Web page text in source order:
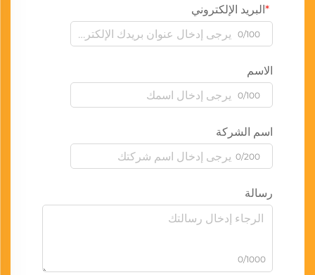
البريد الإلكتروني
0/100
الاسم
0/100
اسم الشركة
0/200
رسالة
0/1000